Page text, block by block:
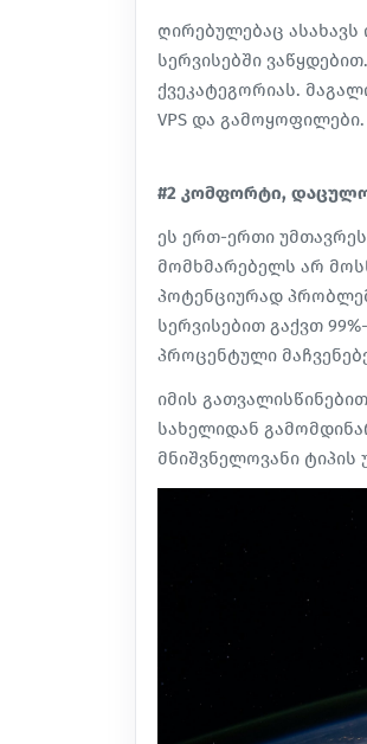
ღირებულებაც ასახავს
სერვისებში
ქვეკატეგორიას.
VPS და
#2 კომფორტი,
ეს ერთ-ერთი
მომხმარებელს არ
პოტენციურად
სერვისებით გაქვთ
პროცენტული
იმის
სახელიდან
მნიშვნელოვანი